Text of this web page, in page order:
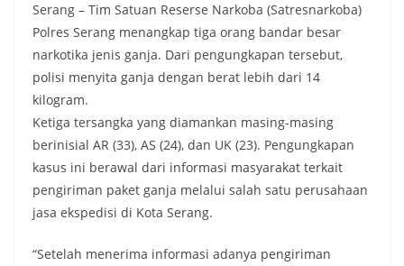
Serang – Tim Satuan Reserse Narkoba (Satresnarkoba)
Polres Serang menangkap tiga orang bandar besar
narkotika jenis ganja. Dari pengungkapan tersebut,
polisi menyita ganja dengan berat lebih dari 14
kilogram.
Ketiga tersangka yang diamankan masing-masing
berinisial AR (33), AS (24), dan UK (23). Pengungkapan
kasus ini berawal dari informasi masyarakat terkait
pengiriman paket ganja melalui salah satu perusahaan
jasa ekspedisi di Kota Serang.
“Setelah menerima informasi adanya pengiriman